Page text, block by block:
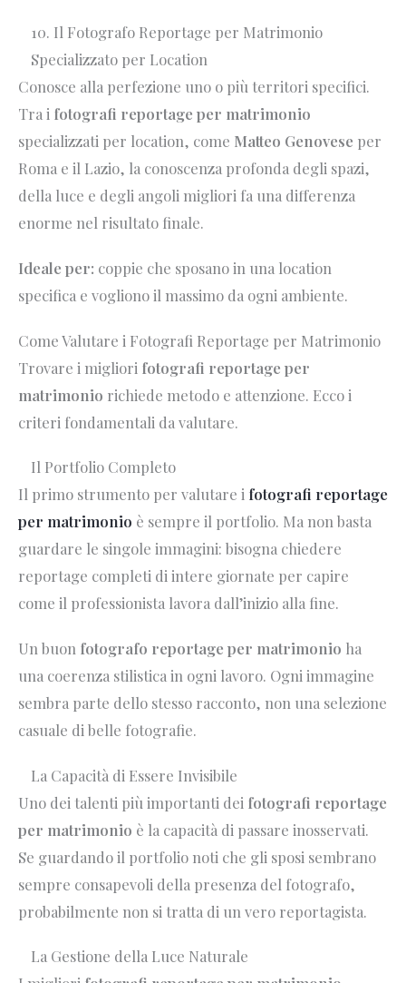
10. Il Fotografo Reportage per Matrimonio
Specializzato per Location
Conosce alla perfezione uno o più territori specifici.
Tra i fotografi reportage per matrimonio
specializzati per location, come Matteo Genovese per
Roma e il Lazio, la conoscenza profonda degli spazi,
della luce e degli angoli migliori fa una differenza
enorme nel risultato finale.
Ideale per: coppie che sposano in una location
specifica e vogliono il massimo da ogni ambiente.
Come Valutare i Fotografi Reportage per Matrimonio
Trovare i migliori fotografi reportage per
matrimonio richiede metodo e attenzione. Ecco i
criteri fondamentali da valutare.
Il Portfolio Completo
Il primo strumento per valutare i fotografi reportage
per matrimonio è sempre il portfolio. Ma non basta
guardare le singole immagini: bisogna chiedere
reportage completi di intere giornate per capire
come il professionista lavora dall’inizio alla fine.
Un buon fotografo reportage per matrimonio ha
una coerenza stilistica in ogni lavoro. Ogni immagine
sembra parte dello stesso racconto, non una selezione
casuale di belle fotografie.
La Capacità di Essere Invisibile
Uno dei talenti più importanti dei fotografi reportage
per matrimonio è la capacità di passare inosservati.
Se guardando il portfolio noti che gli sposi sembrano
sempre consapevoli della presenza del fotografo,
probabilmente non si tratta di un vero reportagista.
La Gestione della Luce Naturale